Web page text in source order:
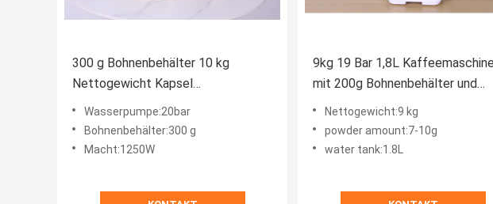
300 g Bohnenbehälter 10 kg
Nettogewicht Kapsel
Kaffeemaschine 20 Bar
Wasserpumpe
Wasserpumpe:20bar
Bohnenbehälter:300 g
Macht:1250W
9kg 19 Bar 1,8L Kaffeemaschine
mit 200g Bohnenbehälter und
verstellbarer
Nettogewicht:9 kg
powder amount:7-10g
water tank:1.8L